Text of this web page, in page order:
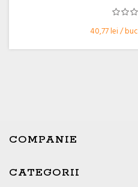
40,77 lei / buc
COMPANIE
CATEGORII